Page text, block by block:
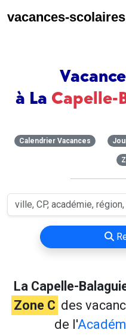
vacances-
à La Capelle-
Calendrier Vacances
La Capelle-
Zone C des
de l'